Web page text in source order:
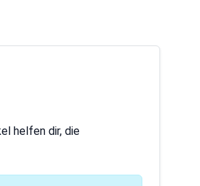
helfen dir, die